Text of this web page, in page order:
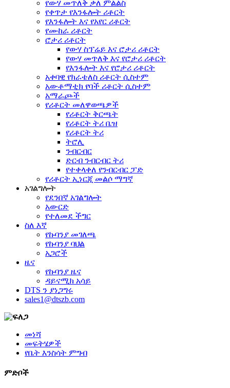
የውሃ መጥለቅ ቃለ ምልልስ
የቀጥታ የእንፋሎት ሪቶርት
የእንፋሎት እና የአየር ሪቶርት
የሙከራ ሪቶርት
ሮታሪ ሪቶርት
የውሃ ስፕሬይ እና ሮታሪ ሪቶርት
የውሃ መጥለቅ እና የሮታሪ ሪቶርት
የእንፋሎት እና የሮታሪ ሪቶርት
አቀባዊ የክራቴለስ ሪቶርት ሲስተም
አውቶማቲክ የባች ሪቶርት ሲስተም
አማራጮች
የሪቶርት መለዋወጫዎች
የሪቶርት ቅርጫት
የሪቶርት ትሪ ቤዝ
የሪቶርት ትሪ
ትሮሊ
ንብርብር
ድርብ ንብርብር ትሪ
የተቀላቀለ የንብርብር ፓድ
የሪቶርት ኢነርጂ መልሶ ማግኛ
አገልግሎት
የደንበኛ አገልግሎት
አውርድ
የተለመደ ችግር
ስለ እኛ
የኩባንያ መገለጫ
የኩባንያ ባህል
አጋሮች
ዜና
የኩባንያ ዜና
ዳይናሚክ አሳይ
DTS ን ያነጋግሩ
sales1@dtszb.com
መነሻ
መፍትሄዎች
የቤት እንስሳት ምግብ
ምድቦች